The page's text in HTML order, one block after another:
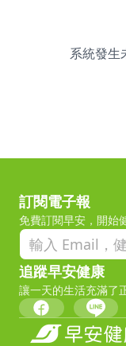
系統發生
訂閱電子報
免費訂閱早安，開始
追蹤早安健康
讓一天的生活充滿了